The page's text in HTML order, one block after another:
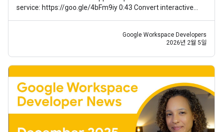
service: https://goo.gle/4bFm9iy 0:43 Convert interactive
Google Workspace Developers
2026년 2월 5일